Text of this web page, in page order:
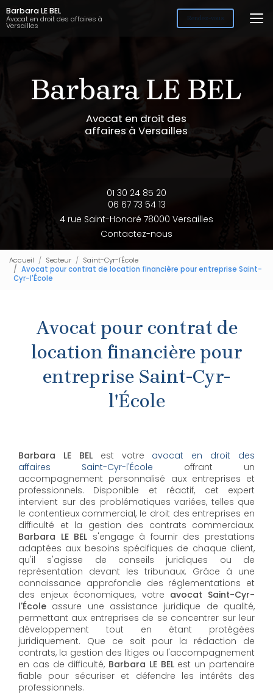
Aller
au
contenu
Barbara LE BEL
Avocat en droit des affaires à
Versailles
Rendez-vous
Avocat en droit des
affaires à Versailles
01 30 24 85 20
06 67 73 54 13
4 rue Saint-Honoré 78000 Versailles
Contactez-nous
Accueil Secteur
Saint-Cyr-l'École
Avocat pour contrat de location financière pour entreprise Saint-
Cyr-l'École
Avocat pour contrat de
location financière pour
entreprise Saint-Cyr-
l'École
Barbara LE BELest votre avocat en droit des
affaires Saint-Cyr-l'École offrant un
accompagnement personnalisé aux entreprises et
professionnels. Disponible et réactif, cet expert
intervient sur des problématiques variées, telles que
le contentieux commercial, le droit des entreprises en
difficulté et la gestion des contrats commerciaux.
Barbara LE BEL s'engage à fournir des prestations
adaptées aux besoins spécifiques de chaque client,
qu'il s'agisse de conseils juridiques ou de
représentation devant les tribunaux. Grâce à une
connaissance approfondie des réglementations et
des enjeux économiques, votre avocat Saint-Cyr-
l'École assure une assistance juridique de qualité,
permettant aux entreprises de se concentrer sur leur
développement tout en étant protégées
juridiquement. Que ce soit pour la rédaction de
contrats, la gestion des litiges ou l'accompagnement
en cas de difficulté, Barbara LE BEL​​​​​​​ est un partenaire
fiable pour sécuriser et défendre les intérêts des
professionnels.